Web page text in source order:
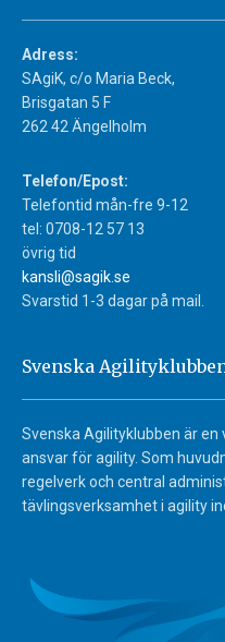
Adress:
SAgiK, c/o Maria Beck,
Brisgatan 5 F
262 42 Ängelholm
Telefon/Epost:
Telefontid mån-fre 9-12
tel: 0708-12 57 13
övrig tid
kansli@sagik.se
Svarstid 1-3 dagar på mail.
Svenska
Svenska Agilityklubben är en
ansvar för agility. Som
regelverk och central
tävlingsverksamhet i agility